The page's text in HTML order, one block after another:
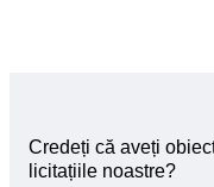
Credeți că aveți
licitațiile noastre?